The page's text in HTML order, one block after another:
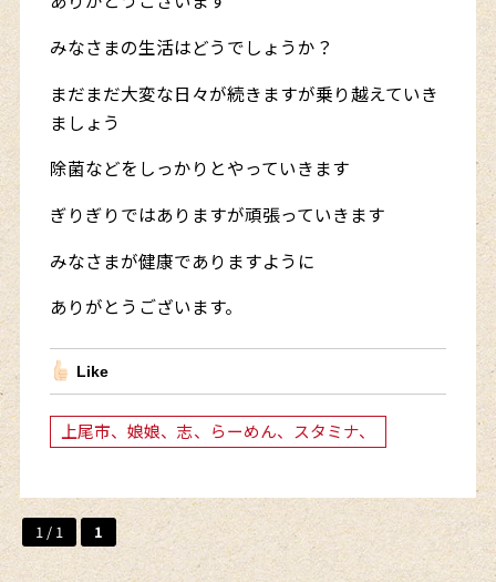
みなさまの生活はどうでしょうか？
まだまだ大変な日々が続きますが乗り越えていき
ましょう
除菌などをしっかりとやっていきます
ぎりぎりではありますが頑張っていきます
みなさまが健康でありますように
ありがとうございます。
Like
上尾市、娘娘、志、らーめん、スタミナ、
1 / 1 1